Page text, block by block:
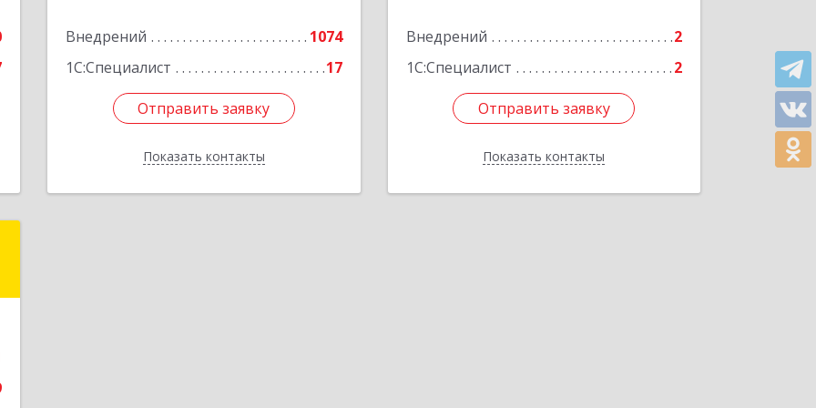
Внедрений
1074
1С:Специалист
17
Отправить заявку
Показать контакты
Невского ул, дом № 1, этаж 2
Отправить заявку
Назад
Внедрений
2
1С:Специалист
2
Отправить заявку
Показать контакты
Подробнее
Отправить заявку
Назад